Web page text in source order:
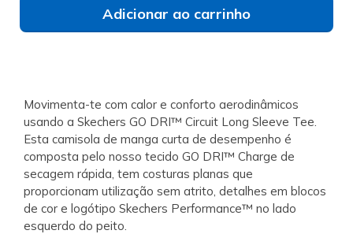
Adicionar ao carrinho
Movimenta-te com calor e conforto aerodinâmicos
usando a Skechers GO DRI™ Circuit Long Sleeve Tee.
Esta camisola de manga curta de desempenho é
composta pelo nosso tecido GO DRI™ Charge de
secagem rápida, tem costuras planas que
proporcionam utilização sem atrito, detalhes em blocos
de cor e logótipo Skechers Performance™ no lado
esquerdo do peito.